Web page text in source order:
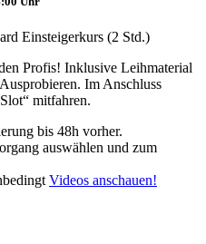
Einsteigerkurs (2 Std.)
Profis! Inklusive Leihmaterial
Im Anschluss
mitfahren.
bis 48h vorher.
auswählen und zum
Videos anschauen!